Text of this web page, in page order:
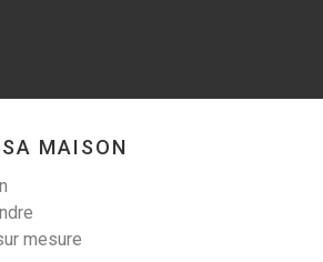
MAISON
mesure